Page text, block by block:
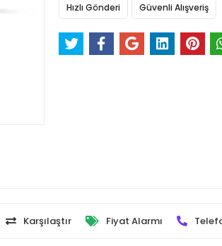
Hızlı Gönderi Güvenli Alışveriş
Karşılaştır Fiyat Alarmı